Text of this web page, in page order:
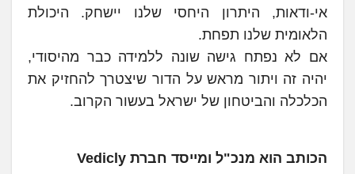
אי-ודאות, היתרון היחסי שלנו יישחק. היכולת
הלאומית שלנו תפחת.
אם לא נפתח גישה שונה ללמידה כבר מהיסודי,
יהיה זה ויתור מראש על הדור שיצטרך להחזיק את
הכלכלה והביטחון של ישראל בעשור הקרוב.
הכותב הוא מנכ"ל ומייסד חברת Vedicly